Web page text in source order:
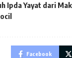
Ipda Yayat dari
Facebook